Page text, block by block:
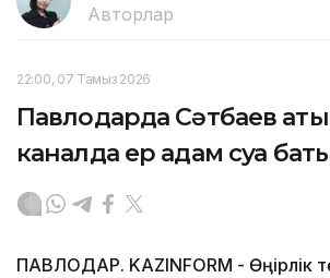
Авторлар
22:00, 07 Тамыз 2026
Павлодарда Сәтбаев
каналда ер адам суға
ПАВЛОДАР. KAZINFORM - Өңірлік